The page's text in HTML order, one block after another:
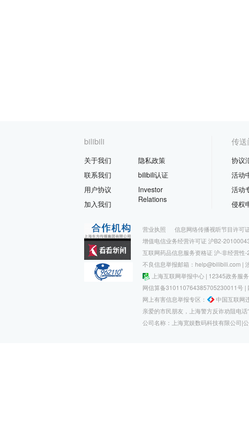
bilibili
关于我们
联系我们
用户协议
加入我们
隐私政策
bilibili认证
Investor
Relations
传送
协议
活动
活动
侵权
营业执照 信息网络传播视听节目许可
增值电信业务经营许可证 沪B2-
互联网药品信息服务资格证 沪-非经营性-
不良信息举报邮箱：help@bilibili.com |
上海互联网举报中心| 12345政务服
网信算备310110764385705230011号|
网上有害信息举报专区：
中国互联网
亲爱的市民朋友，上海警方反诈劝阻电
公司名称：上海宽娱数码科技有限公司|